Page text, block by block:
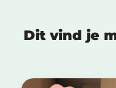
Dit vind je